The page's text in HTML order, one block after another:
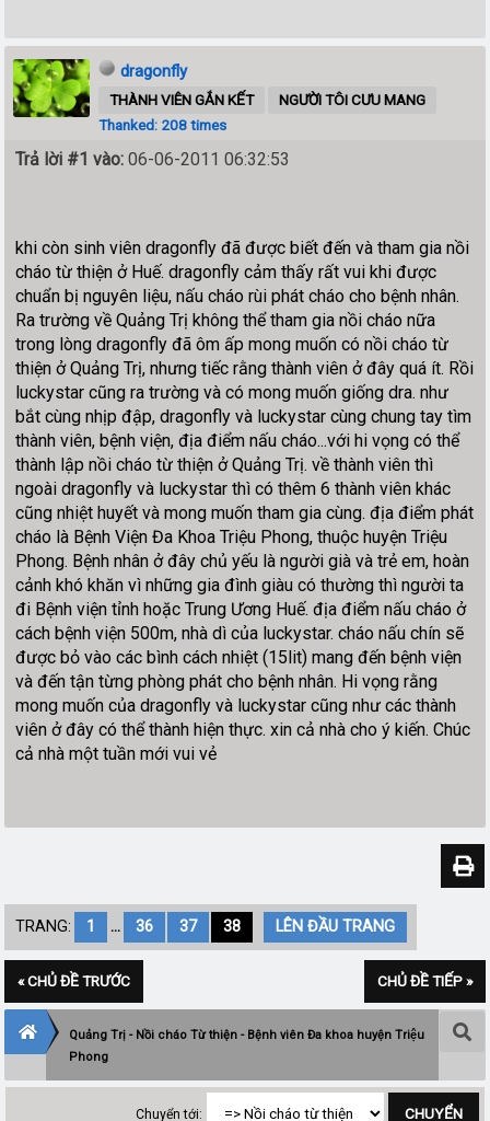
dragonfly
THÀNH VIÊN GẮN KẾT
NGƯỜI TÔI CƯU MANG
Thanked: 208 times
Trả lời #1 vào: 06-06-2011 06:32:53
khi còn sinh viên dragonfly đã được biết đến và tham gia nồi
cháo từ thiện ở Huế. dragonfly cảm thấy rất vui khi được
chuẩn bị nguyên liệu, nấu cháo rùi phát cháo cho bệnh nhân.
Ra trường về Quảng Trị không thể tham gia nồi cháo nữa
trong lòng dragonfly đã ôm ấp mong muốn có nồi cháo từ
thiện ở Quảng Trị, nhưng tiếc rằng thành viên ở đây quá ít. Rồi
luckystar cũng ra trường và có mong muốn giống dra. như
bắt cùng nhịp đập, dragonfly và luckystar cùng chung tay tìm
thành viên, bệnh viện, địa điểm nấu cháo...với hi vọng có thể
thành lập nồi cháo từ thiện ở Quảng Trị. về thành viên thì
ngoài dragonfly và luckystar thì có thêm 6 thành viên khác
cũng nhiệt huyết và mong muốn tham gia cùng. địa điểm phát
cháo là Bệnh Viện Đa Khoa Triệu Phong, thuộc huyện Triệu
Phong. Bệnh nhân ở đây chủ yếu là người già và trẻ em, hoàn
cảnh khó khăn vì những gia đình giàu có thường thì người ta
đi Bệnh viện tỉnh hoặc Trung Ương Huế. địa điểm nấu cháo ở
cách bệnh viện 500m, nhà dì của luckystar. cháo nấu chín sẽ
được bỏ vào các bình cách nhiệt (15lit) mang đến bệnh viện
và đến tận từng phòng phát cho bệnh nhân. Hi vọng rằng
mong muốn của dragonfly và luckystar cũng như các thành
viên ở đây có thể thành hiện thực. xin cả nhà cho ý kiến. Chúc
cả nhà một tuần mới vui vẻ
TRANG: 1 ... 36 37 38 LÊN ĐẦU TRANG
« CHỦ ĐỀ TRƯỚC CHỦ ĐỀ TIẾP »
Quảng Trị - Nồi cháo Từ thiện - Bệnh viên Đa khoa huyện Triệu
Phong
Chuyển tới: